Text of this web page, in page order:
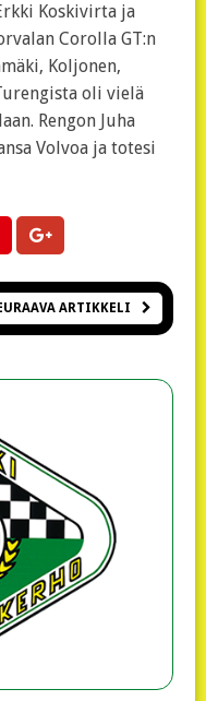
Koskivirta ja
Corolla GT:n
Koljonen,
oli vielä
Rengon Juha
Volvoa ja totesi
ARTIKKELI